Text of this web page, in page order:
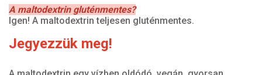
A maltodextrin gluténmentes?
Igen! A maltodextrin teljesen gluténmentes.
Jegyezzük meg!